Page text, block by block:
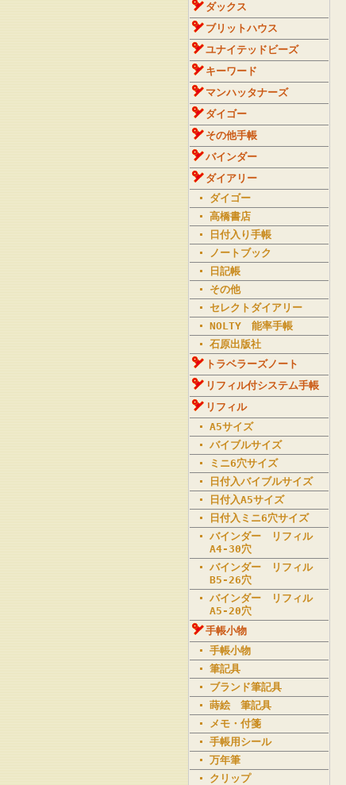
ダックス
ブリットハウス
ユナイテッドビーズ
キーワード
マンハッタナーズ
ダイゴー
その他手帳
バインダー
ダイアリー
ダイゴー
高橋書店
日付入り手帳
ノートブック
日記帳
その他
セレクトダイアリー
NOLTY 能率手帳
石原出版社
トラベラーズノート
リフィル付システム手帳
リフィル
A5サイズ
バイブルサイズ
ミニ6穴サイズ
日付入バイブルサイズ
日付入A5サイズ
日付入ミニ6穴サイズ
バインダー リフィル
A4-30穴
バインダー リフィル
B5-26穴
バインダー リフィル
A5-20穴
手帳小物
手帳小物
筆記具
ブランド筆記具
蒔絵 筆記具
メモ・付箋
手帳用シール
万年筆
クリップ